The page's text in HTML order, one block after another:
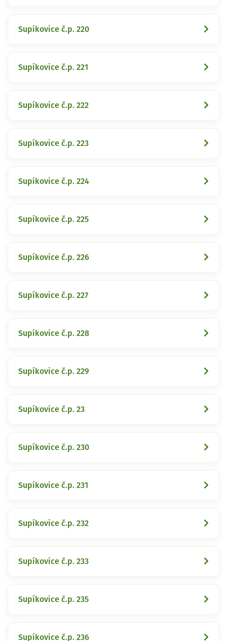
Supíkovice č.p. 220
Supíkovice č.p. 221
Supíkovice č.p. 222
Supíkovice č.p. 223
Supíkovice č.p. 224
Supíkovice č.p. 225
Supíkovice č.p. 226
Supíkovice č.p. 227
Supíkovice č.p. 228
Supíkovice č.p. 229
Supíkovice č.p. 23
Supíkovice č.p. 230
Supíkovice č.p. 231
Supíkovice č.p. 232
Supíkovice č.p. 233
Supíkovice č.p. 235
Supíkovice č.p. 236